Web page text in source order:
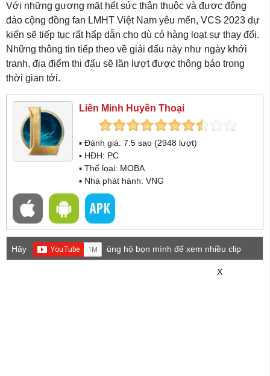
Với những gương mặt hết sức thân thuộc và được đông
đảo cộng đồng fan LMHT Việt Nam yêu mến, VCS 2023 dự
kiến sẽ tiếp tục rất hấp dẫn cho dù có hàng loạt sự thay đổi.
Những thông tin tiếp theo về giải đấu này như ngày khởi
tranh, địa điểm thi đấu sẽ lần lượt được thông báo trong
thời gian tới.
Liên Minh Huyền Thoại
▪ Đánh giá: 7.5 sao (2948 lượt)
▪ HĐH: PC
▪ Thể loại: MOBA
▪ Nhà phát hành: VNG
Hãy
ủng hộ bọn mình để xem nhiều clip
X